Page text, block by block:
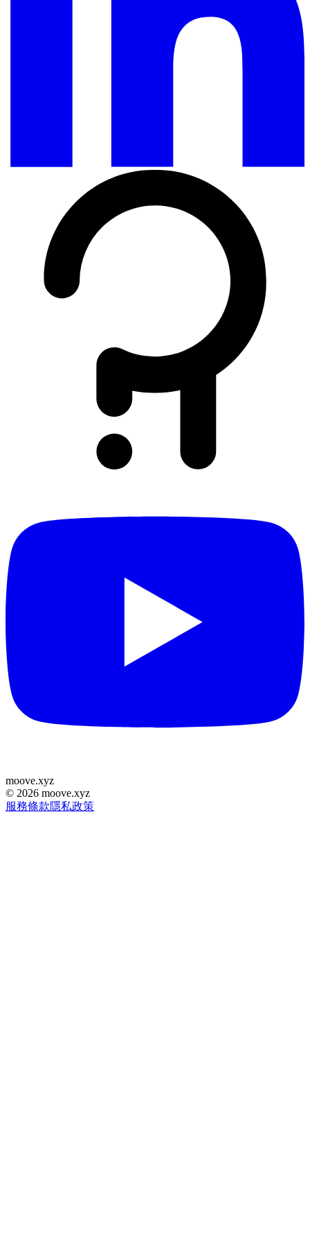
moove.xyz
© 2026 moove.xyz
服務條款隱私政策